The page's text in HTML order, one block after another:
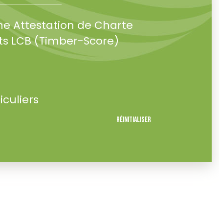
Attestation de Charte
LCB (Timber-Score)
Réinitialiser